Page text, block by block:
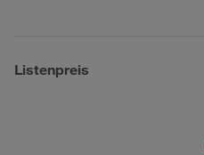
Listenpreis